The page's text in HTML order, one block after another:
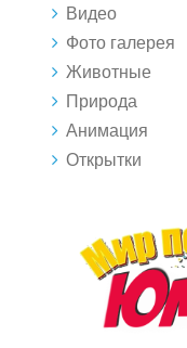
Видео
Фото галерея
Животные
Природа
Анимация
Открытки